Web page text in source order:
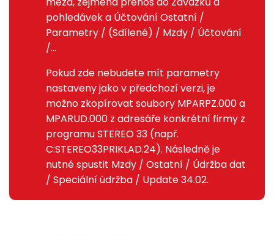
pohledávek a Účtování Ostatní /
Parametry / (Sdílené) / Mzdy / Účtování
/...
Pokud zde nebudete mít parametry
nastaveny jako v předchozí verzi, je
možno zkopírovat soubory MPARPZ.000 a
MPARUD.000 z adresáře konkrétní firmy z
programu STEREO 33 (např.
C:STEREO33PRIKLAD.24). Následně je
nutné spustit Mzdy / Ostatní / Údržba dat
/ Speciální údržba / Update 34.02.